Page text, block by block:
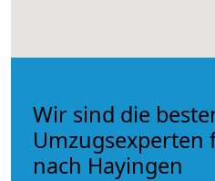
Wir sind die
Umzugsexperten
nach Hayingen